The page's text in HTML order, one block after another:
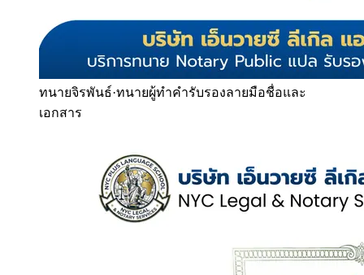
ทนายจิรพันธ์·ทนายผู้ทำคำรับรองลายมือชื่อและ
เอกสาร